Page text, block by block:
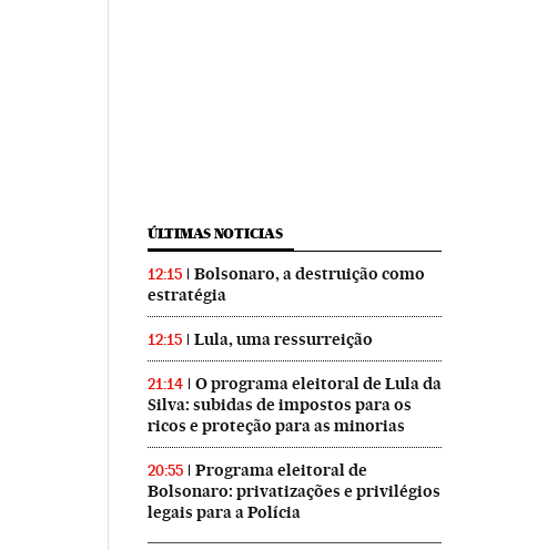
ÚLTIMAS NOTICIAS
12:15
Bolsonaro, a destruição como
estratégia
12:15 Lula, uma ressurreição
21:14
O programa eleitoral de Lula da
Silva: subidas de impostos para os
ricos e proteção para as minorias
20:55
Programa eleitoral de
Bolsonaro: privatizações e privilégios
legais para a Polícia